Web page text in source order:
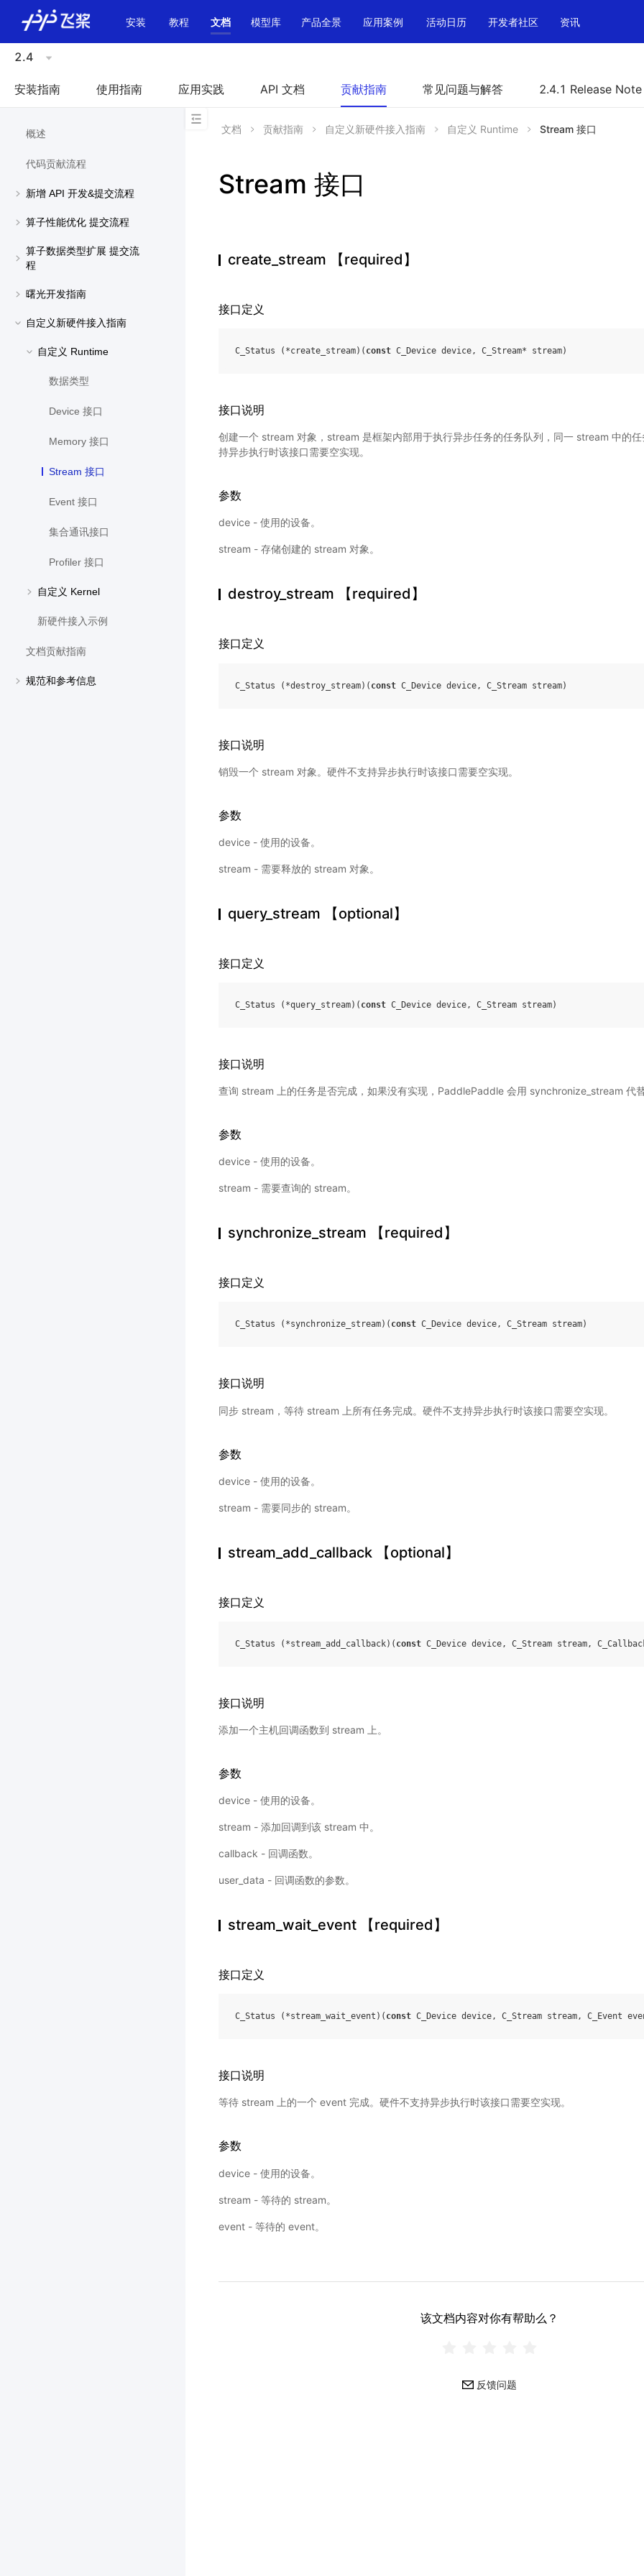
安装
教程 文档 模型库 产品全景 应用案例 活动日历 开发者社区 资讯
2.4
安装指南 使用指南 应用实践 API 文档 贡献指南 常见问题与解答 2.4.1 Release Note
概述
代码贡献流程
新增 API 开发&提交流程
算子性能优化 提交流程
算子数据类型扩展 提交流
程
曙光开发指南
自定义新硬件接入指南
自定义 Runtime
数据类型
Device 接口
Memory 接口
Stream 接口
Event 接口
集合通讯接口
Profiler 接口
自定义 Kernel
新硬件接入示例
文档贡献指南
规范和参考信息
文档 贡献指南 自定义新硬件接入指南 自定义 Runtime Stream 接口
Stream 接口
create_stream 【required】
接口定义
C_Status ( *create_stream)( const C_Device device, C_Stream* stream)
接口说明
创建一个 stream 对象，stream 是框架内部用于执行异步任务的任务队列，同一 stream 中的
持异步执行时该接口需要空实现。
参数
device - 使用的设备。
stream - 存储创建的 stream 对象。
destroy_stream 【required】
接口定义
C_Status ( *destroy_stream)( const C_Device device , C_Stream stream)
接口说明
销毁一个 stream 对象。硬件不支持异步执行时该接口需要空实现。
参数
device - 使用的设备。
stream - 需要释放的 stream 对象。
query_stream 【optional】
接口定义
C_Status ( *query_stream)( const C_Device device, C_Stream stream)
接口说明
查询 stream 上的任务是否完成，如果没有实现，PaddlePaddle 会用 synchronize_stream 代
参数
device - 使用的设备。
stream - 需要查询的 stream。
synchronize_stream 【required】
接口定义
C_Status ( *synchronize_stream)( const C_Device device, C_Stream stream)
接口说明
同步 stream，等待 stream 上所有任务完成。硬件不支持异步执行时该接口需要空实现。
参数
device - 使用的设备。
stream - 需要同步的 stream。
stream_add_callback 【optional】
接口定义
C_Status ( *stream_add_callback)( const C_Device device, C_Stream stream,
接口说明
添加一个主机回调函数到 stream 上。
参数
device - 使用的设备。
stream - 添加回调到该 stream 中。
callback - 回调函数。
user_data - 回调函数的参数。
stream_wait_event 【required】
接口定义
C_Status ( *stream_wait_event )( const C_Device device, C_Stream stream, C_Event
接口说明
等待 stream 上的一个 event 完成。硬件不支持异步执行时该接口需要空实现。
参数
device - 使用的设备。
stream - 等待的 stream。
event - 等待的 event。
该文档内容对你有帮助么？
反馈问题